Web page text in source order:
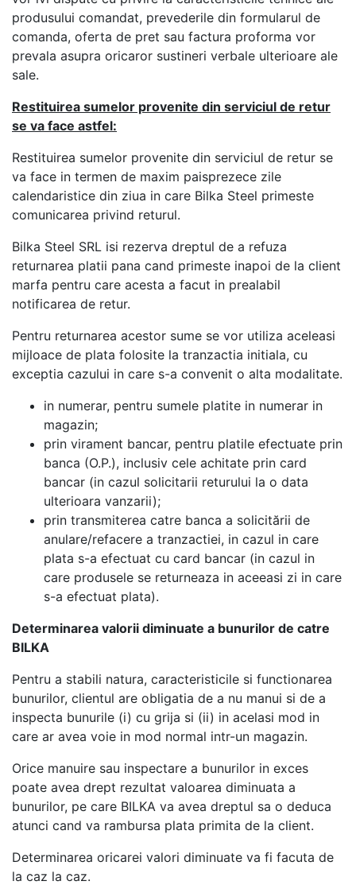
produsului comandat, prevederile din formularul de
comanda, oferta de pret sau factura proforma vor
prevala asupra oricaror sustineri verbale ulterioare ale
sale.
Restituirea sumelor provenite din serviciul de retur
se va face astfel:
Restituirea sumelor provenite din serviciul de retur se
va face in termen de maxim paisprezece zile
calendaristice din ziua in care Bilka Steel primeste
comunicarea privind returul.
Bilka Steel SRL isi rezerva dreptul de a refuza
returnarea platii pana cand primeste inapoi de la client
marfa pentru care acesta a facut in prealabil
notificarea de retur.
Pentru returnarea acestor sume se vor utiliza aceleasi
mijloace de plata folosite la tranzactia initiala, cu
exceptia cazului in care s-a convenit o alta modalitate.
in numerar, pentru sumele platite in numerar in
magazin;
prin virament bancar, pentru platile efectuate prin
banca (O.P.), inclusiv cele achitate prin card
bancar (in cazul solicitarii returului la o data
ulterioara vanzarii);
prin transmiterea catre banca a solicitării de
anulare/refacere a tranzactiei, in cazul in care
plata s-a efectuat cu card bancar (in cazul in
care produsele se returneaza in aceeasi zi in care
s-a efectuat plata).
Determinarea valorii diminuate a bunurilor de catre
BILKA
Pentru a stabili natura, caracteristicile si functionarea
bunurilor, clientul are obligatia de a nu manui si de a
inspecta bunurile (i) cu grija si (ii) in acelasi mod in
care ar avea voie in mod normal intr-un magazin.
Orice manuire sau inspectare a bunurilor in exces
poate avea drept rezultat valoarea diminuata a
bunurilor, pe care BILKA va avea dreptul sa o deduca
atunci cand va rambursa plata primita de la client.
Determinarea oricarei valori diminuate va fi facuta de
la caz la caz.